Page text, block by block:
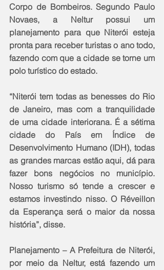
Corpo de Bombeiros. Segundo Paulo
Novaes, a Neltur possui um
planejamento para que Niterói esteja
pronta para receber turistas o ano todo,
fazendo com que a cidade se torne um
polo turístico do estado.
“Niterói tem todas as benesses do Rio
de Janeiro, mas com a tranquilidade
de uma cidade interiorana. É a sétima
cidade do País em Índice de
Desenvolvimento Humano (IDH), todas
as grandes marcas estão aqui, dá para
fazer bons negócios no município.
Nosso turismo só tende a crescer e
estamos investindo nisso. O Réveillon
da Esperança será o maior da nossa
história”, disse.
Planejamento – A Prefeitura de Niterói,
por meio da Neltur, está fazendo um